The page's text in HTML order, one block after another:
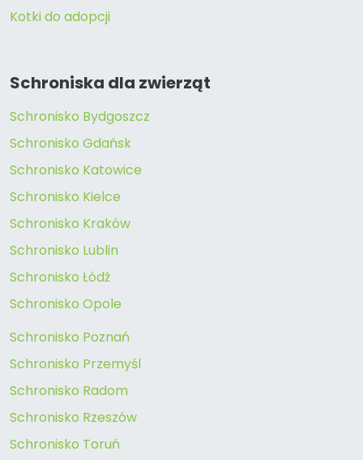
Kotki do adopcji
Schroniska dla zwierząt
Schronisko Bydgoszcz
Schronisko Gdańsk
Schronisko Katowice
Schronisko Kielce
Schronisko Kraków
Schronisko Lublin
Schronisko Łódź
Schronisko Opole
Schronisko Poznań
Schronisko Przemyśl
Schronisko Radom
Schronisko Rzeszów
Schronisko Toruń